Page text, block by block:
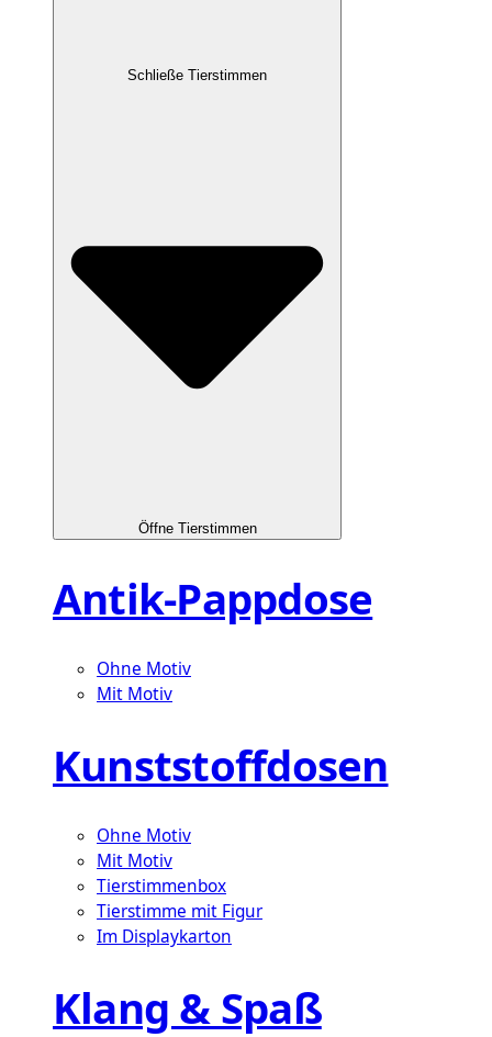
Schließe Tierstimmen
Öffne Tierstimmen
Antik-Pappdose
Ohne Motiv
Mit Motiv
Kunststoffdosen
Ohne Motiv
Mit Motiv
Tierstimmenbox
Tierstimme mit Figur
Im Displaykarton
Klang & Spaß